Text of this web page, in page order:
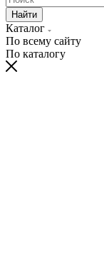
Найти
Каталог
По всему сайту
По каталогу